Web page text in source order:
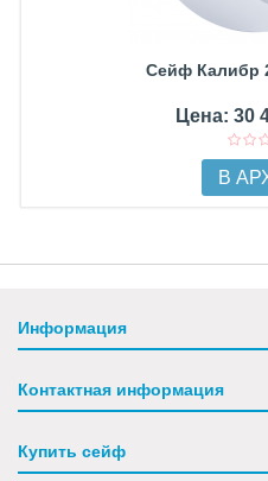
Сейф Калибр
Цена: 30
В
Информация
Контактная информация
Купить сейф